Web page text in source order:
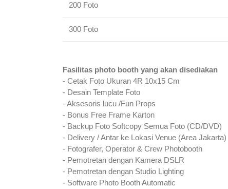
200 Foto
300 Foto
Fasilitas photo booth yang akan disediakan
- Cetak Foto Ukuran 4R 10x15 Cm
- Desain Template Foto
- Aksesoris lucu /Fun Props
- Bonus Free Frame Karton
- Backup Foto Softcopy Semua Foto (CD/DVD)
- Delivery / Antar ke Lokasi Venue (Area Jakarta)
- Fotografer, Operator & Crew Photobooth
- Pemotretan dengan Kamera DSLR
- Pemotretan dengan Studio Lighting
- Software Photo Booth Automatic